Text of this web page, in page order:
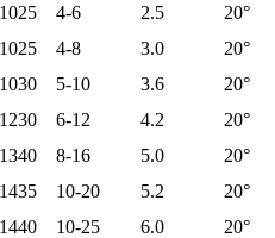
4-6 2.5
20°
4-8 3.0
20°
5-10 3.6
20°
6-12 4.2
20°
8-16 5.0
20°
10-20 5.2
20°
10-25 6.0
20°